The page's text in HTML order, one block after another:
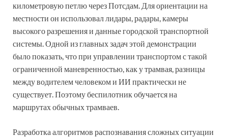
километровую петлю через Потсдам. Для ориентации на
местности он использовал лидары, радары, камеры
высокого разрешения и данные городской транспортной
системы. Одной из главных задач этой демонстрации
было показать, что при управлении транспортом с такой
ограниченной маневренностью, как у трамвая, разницы
между водителем человеком и ИИ практически не
существует. Поэтому беспилотник обучается на
маршрутах обычных трамваев.
Разработка алгоритмов распознавания сложных ситуации